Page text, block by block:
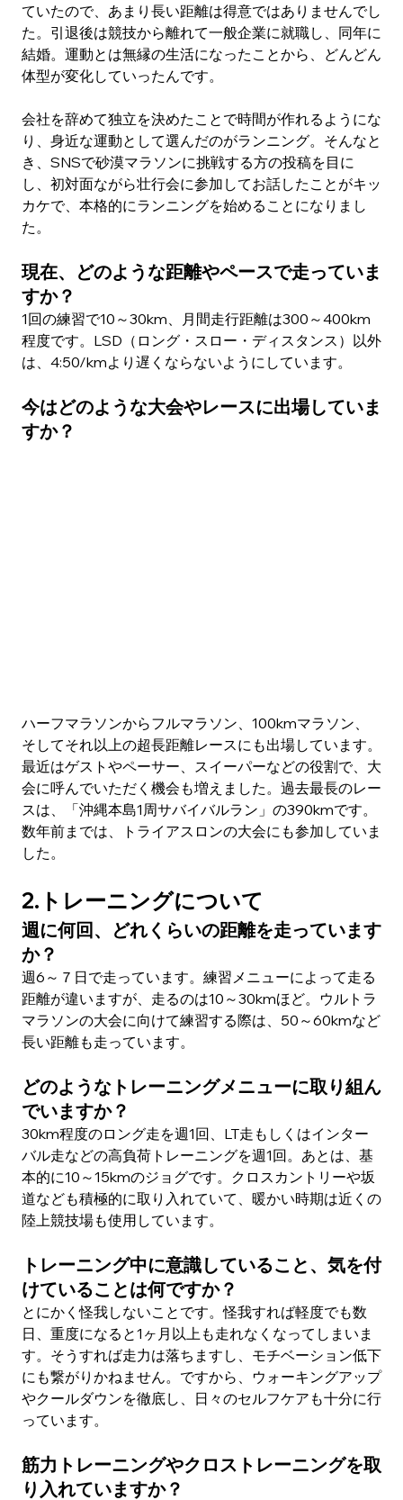
ていたので、あまり長い距離は得意ではありませんでし
た。引退後は競技から離れて一般企業に就職し、同年に
結婚。運動とは無縁の生活になったことから、どんどん
体型が変化していったんです。
会社を辞めて独立を決めたことで時間が作れるようにな
り、身近な運動として選んだのがランニング。そんなと
き、SNSで砂漠マラソンに挑戦する方の投稿を目に
し、初対面ながら壮行会に参加してお話したことがキッ
カケで、本格的にランニングを始めることになりまし
た。
現在、どのような距離やペースで走っていま
すか？
1回の練習で10～30km、月間走行距離は300～400km
程度です。LSD（ロング・スロー・ディスタンス）以外
は、4:50/kmより遅くならないようにしています。
今はどのような大会やレースに出場していま
すか？
ハーフマラソンからフルマラソン、100kmマラソン、
そしてそれ以上の超長距離レースにも出場しています。
最近はゲストやペーサー、スイーパーなどの役割で、大
会に呼んでいただく機会も増えました。過去最長のレー
スは、「沖縄本島1周サバイバルラン」の390kmです。
数年前までは、トライアスロンの大会にも参加していま
した。
2.トレーニングについて
週に何回、どれくらいの距離を走っています
か？
週6～７日で走っています。練習メニューによって走る
距離が違いますが、走るのは10～30kmほど。ウルトラ
マラソンの大会に向けて練習する際は、50～60kmなど
長い距離も走っています。
どのようなトレーニングメニューに取り組ん
でいますか？
30km程度のロング走を週1回、LT走もしくはインター
バル走などの高負荷トレーニングを週1回。あとは、基
本的に10～15kmのジョグです。クロスカントリーや坂
道なども積極的に取り入れていて、暖かい時期は近くの
陸上競技場も使用しています。
トレーニング中に意識していること、気を付
けていることは何ですか？
とにかく怪我しないことです。怪我すれば軽度でも数
日、重度になると1ヶ月以上も走れなくなってしまいま
す。そうすれば走力は落ちますし、モチベーション低下
にも繋がりかねません。ですから、ウォーキングアップ
やクールダウンを徹底し、日々のセルフケアも十分に行
っています。
筋力トレーニングやクロストレーニングを取
り入れていますか？